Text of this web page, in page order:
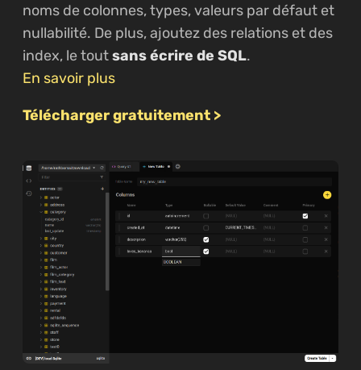
noms de colonnes, types, valeurs par défaut et
nullabilité. De plus, ajoutez des relations et des
index, le toutsans écrire de SQL.
En savoir plus
Télécharger gratuitement >